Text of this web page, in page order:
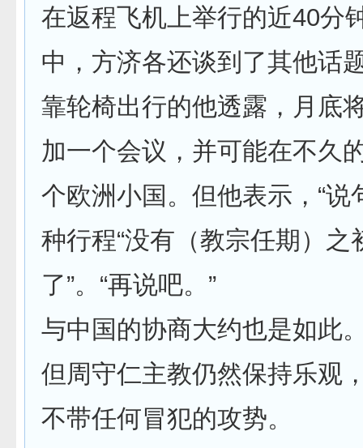
在返程飞机上举行的近40分
中，方济各还谈到了其他话
靠轮椅出行的他透露，月底
加一个会议，并可能在不久
个欧洲小国。但他表示，“说
种行程“没有（教宗任期）之
了”。“再说吧。”
与中国的协商大约也是如此
但周守仁主教仍然保持乐观
不带任何冒犯的攻势。